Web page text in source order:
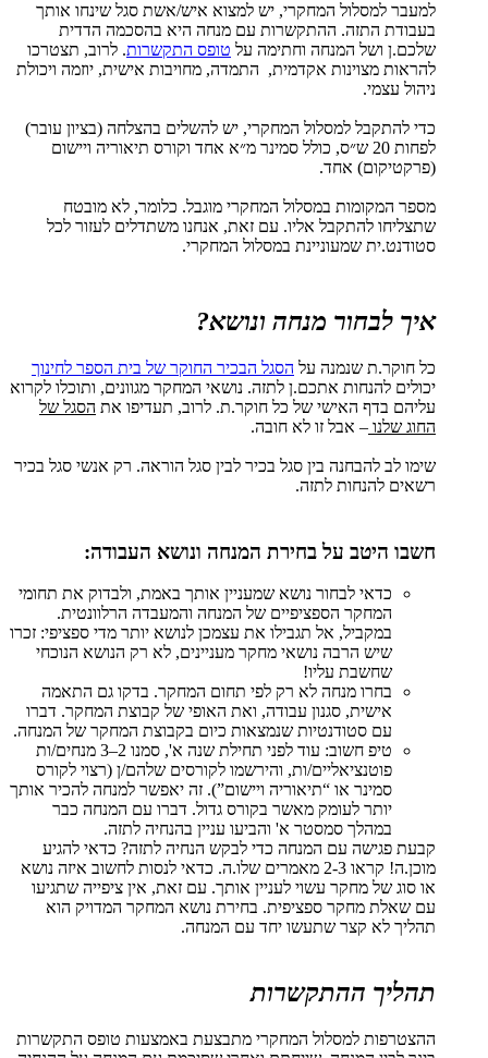
למעבר למסלול המחקרי, יש למצוא איש/אשת סגל שינחו אותך
בעבודת התזה. ההתקשרות עם מנחה היא בהסכמה הדדית
שלכם.ן ושל המנחה וחתימה על טופס התקשרות. לרוב, תצטרכו
להראות מצוינות אקדמית, התמדה, מחויבות אישית, יוזמה ויכולת
ניהול עצמי.
כדי להתקבל למסלול המחקרי, יש להשלים בהצלחה (בציון עובר)
לפחות 20 ש״ס, כולל סמינר מ״א אחד וקורס תיאוריה ויישום
(פרקטיקום) אחד.
מספר המקומות במסלול המחקרי מוגבל. כלומר, לא מובטח
שתצליחו להתקבל אליו. עם זאת, אנחנו משתדלים לעזור לכל
סטודנט.ית שמעוניינת במסלול המחקרי.
איך לבחור מנחה ונושא?
כל חוקר.ת שנמנה על הסגל הבכיר החוקר של בית הספר לחינוך
יכולים להנחות אתכם.ן לתזה. נושאי המחקר מגוונים, ותוכלו לקרוא
עליהם בדף האישי של כל חוקר.ת. לרוב, תעדיפו את הסגל של
החוג שלנו – אבל זו לא חובה.
שימו לב להבחנה בין סגל בכיר לבין סגל הוראה. רק אנשי סגל בכיר
רשאים להנחות לתזה.
חשבו היטב על בחירת המנחה ונושא העבודה:
כדאי לבחור נושא שמעניין אותך באמת, ולבדוק את תחומי
המחקר הספציפיים של המנחה והמעבדה הרלוונטית.
במקביל, אל תגבילו את עצמכן לנושא יותר מדי ספציפי: זכרו
שיש הרבה נושאי מחקר מעניינים, לא רק הנושא הנוכחי
שחשבת עליו!
בחרו מנחה לא רק לפי תחום המחקר. בדקו גם התאמה
אישית, סגנון עבודה, ואת האופי של קבוצת המחקר. דברו
עם סטודנטיות שנמצאות כיום בקבוצת המחקר של המנחה.
טיפ חשוב: עוד לפני תחילת שנה א', סמנו 2–3 מנחים/ות
פוטנציאליים/ות, והירשמו לקורסים שלהם/ן (רצוי לקורס
סמינר או “תיאוריה ויישום”). זה יאפשר למנחה להכיר אותך
יותר לעומק מאשר בקורס גדול. דברו עם המנחה כבר
במהלך סמסטר א' והביעו עניין בהנחיה לתזה.
קבעת פגישה עם המנחה כדי לבקש הנחיה לתזה? כדאי להגיע
מוכן.ה! קראו 2-3 מאמרים שלו.ה. כדאי לנסות לחשוב איזה נושא
או סוג של מחקר עשוי לעניין אותך. עם זאת, אין ציפייה שתגיעו
עם שאלת מחקר ספציפית. בחירת נושא המחקר המדויק הוא
תהליך לא קצר שתעשו יחד עם המנחה.
תהליך ההתקשרות
ההצטרפות למסלול המחקרי מתבצעת באמצעות טופס התקשרות